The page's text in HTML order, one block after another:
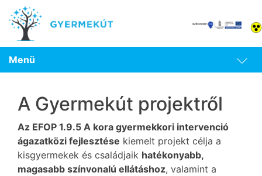
Menü
A Gyermekút projektről
Az EFOP 1.9.5 A kora gyermekkori intervenció
ágazatközi fejlesztése kiemelt projekt célja a
kisgyermekek és családjaik hatékonyabb,
magasabb színvonalú ellátáshoz, valamint a